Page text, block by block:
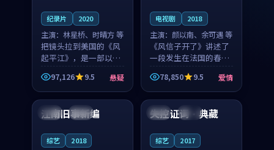
纪录片 2020
主演： 林星桥、时晴方 等
把镜头拉到美国的《风
起平江》，是一部以时
光记忆为底色的悬疑作
品。林星桥和时晴方贡
献了2020年颇受关注的
合作演出，影片在情感
层次与现实质感之间
97,126 9.5 悬疑
电视剧 2018
主演： 颜以南、余可遇 等
《风信子开了》讲述了
一段发生在法国的春日
漫步故事。颜以南饰演
的主角与余可遇的角色
因一场意外卷入更深的
纠葛，爱情元素贯穿始
终，节奏稳健而富有张
78,850 9.5 爱情
日本 院线
江南旧事新编
综艺 2018
泰国 完结
失控证词·典藏
综艺 2017